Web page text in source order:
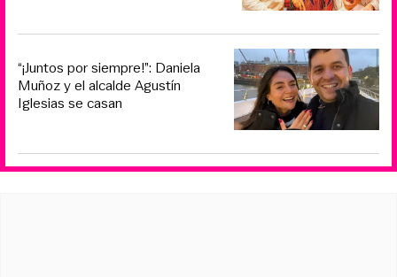
“¡Juntos por siempre!”: Daniela
Muñoz y el alcalde Agustín
Iglesias se casan